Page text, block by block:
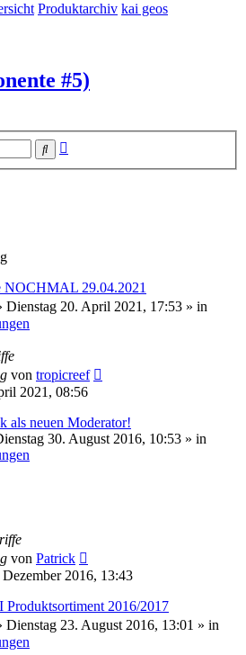
Produktarchiv kai geos
#5)
Suche
NOCHMAL 29.04.2021
Dienstag 20. April 2021, 17:53 » in
von tropicreef
2021, 08:56
als neuen Moderator!
30. August 2016, 10:53 » in
von Patrick
2016, 13:43
2016/2017
Dienstag 23. August 2016, 13:01 » in